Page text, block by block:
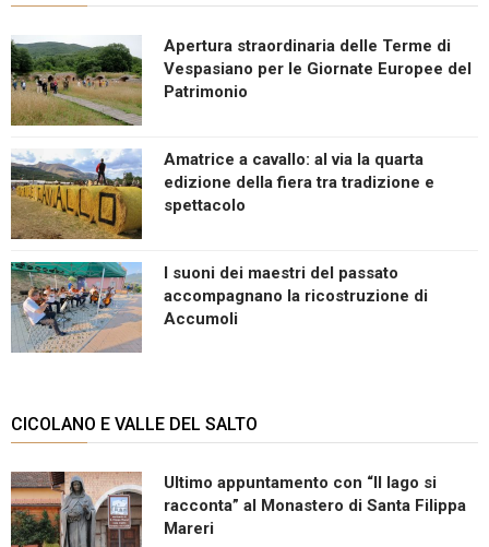
Apertura straordinaria delle Terme di
Vespasiano per le Giornate Europee del
Patrimonio
Amatrice a cavallo: al via la quarta
edizione della fiera tra tradizione e
spettacolo
I suoni dei maestri del passato
accompagnano la ricostruzione di
Accumoli
CICOLANO E VALLE DEL SALTO
Ultimo appuntamento con “Il lago si
racconta” al Monastero di Santa Filippa
Mareri